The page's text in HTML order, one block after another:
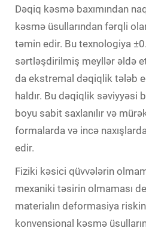
Dəqiq kəsmə baxımından
kəsmə üsullarından fərqli
təmin edir. Bu texnologiya
sərtləşdirilmiş meyllər əldə
da ekstremal dəqiqlik tələb
haldır. Bu dəqiqlik səviyyəsi
boyu sabit saxlanılır və
formalarda və incə
edir.
Fiziki kəsici qüvvələrin
mexaniki təsirin olmaması
materialın deformasiya
konvensional kəsmə